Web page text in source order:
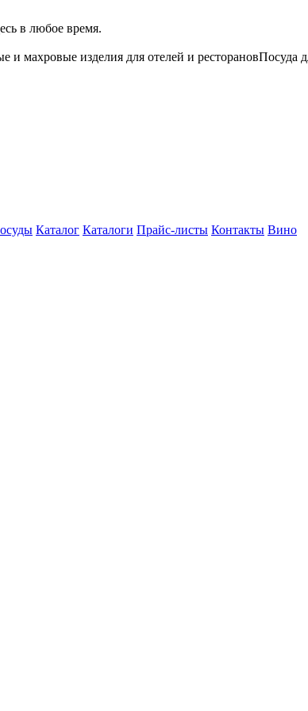
в любое время.
и махровые изделия для отелей и ресторановПосуда
Каталог Каталоги Прайс-листы Контакты Вино